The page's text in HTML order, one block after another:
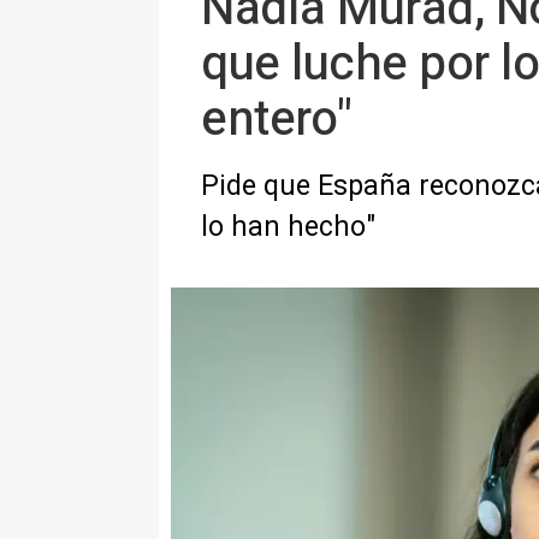
que luche por
entero"
Pide que España
lo han hecho"